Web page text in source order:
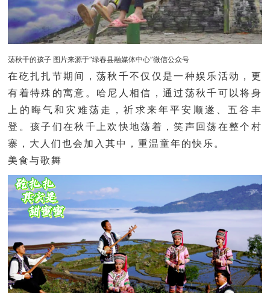
荡秋千的孩子 图片来源于“绿春县融媒体中心”微信公众号
在矻扎扎节期间，荡秋千不仅仅是一种娱乐活动，更
有着特殊的寓意。 哈尼人相信，通过荡秋千可以将身
上的晦气和灾难荡走，祈求来年平安顺遂、五谷丰
登。孩子们在秋千上欢快地荡着，笑声回荡在整个村
寨，大人们也会加入其中，重温童年的快乐。
美食与歌舞